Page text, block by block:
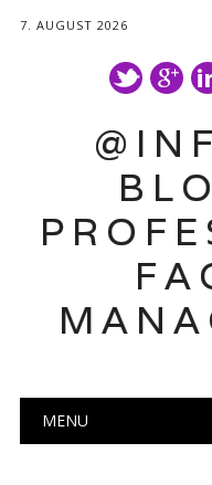
7. AUGUST 2026
Main menu
MENU